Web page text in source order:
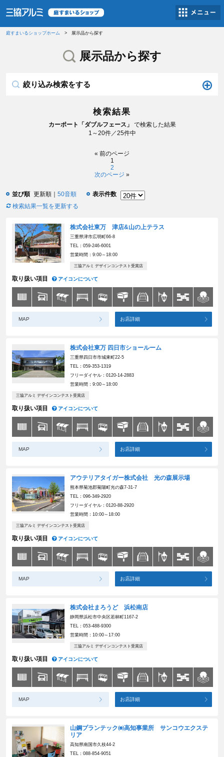
庭すまいるショップホーム 展示品から探す
展示品から探す
絞り込み検索をする
検索結果
カーポート「ダブルフェース」
で検索した結果
1～20件／25件中
« 前のページ
1
2
次のページ »
並び順 更新順 50音順
表示件数
検索結果一覧を更新する
株式会社東万 津店&山の上テラス
三重県津市広明町66-8
TEL：059-246-6001
営業時間：9:00～18:00
三協アルミ デザインコンテスト受賞店
取り扱い項目 アイコンについて
MAP お店詳細
株式会社東万 四日市ショールーム
三重県四日市市城東町22-5
TEL：059-353-1319
フリーダイヤル：0120-14-2883
営業時間：9:00～18:00
三協アルミ デザインコンテスト受賞店
取り扱い項目 アイコンについて
MAP お店詳細
アウテリアタイガー株式会社 光の森展示場
熊本県菊池郡菊陽町光の森7-31-7
TEL：096-349-2920
フリーダイヤル：0120-88-2920
営業時間：10:00～18:00
三協アルミ デザインコンテスト受賞店
取り扱い項目 アイコンについて
MAP お店詳細
株式会社まろうど 浜松南店
静岡県浜松市中央区若林町1167-2
TEL：053-488-9300
営業時間：10:00～17:00
三協アルミ デザインコンテスト受賞店
取り扱い項目 アイコンについて
MAP お店詳細
山鋼プランテック㈱高知事業所 サンコウエクステ
リア
高知県南国市久枝44-2
TEL：088-854-9051